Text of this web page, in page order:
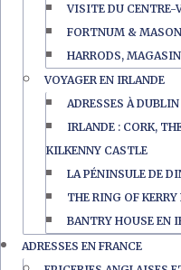
VISITE DU CENTRE-
FORTNUM &
HARRODS,
VOYAGER EN IRLANDE
ADRESSES À
IRLANDE : CORK,
KILKENNY CASTLE
LA PÉNINSULE DE
THE RING OF
BANTRY HOUSE EN
ADRESSES EN FRANCE